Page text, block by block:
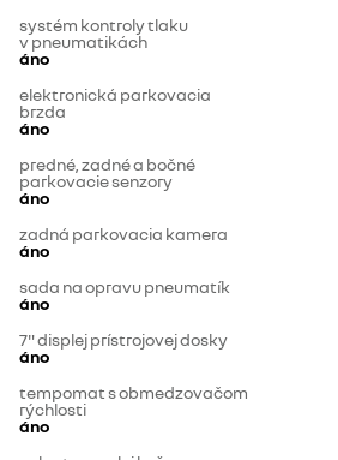
systém kontroly tlaku
v pneumatikách
áno
elektronická parkovacia
brzda
áno
predné, zadné a bočné
parkovacie senzory
áno
zadná parkovacia kamera
áno
sada na opravu pneumatík
áno
7" displej prístrojovej dosky
áno
tempomat s obmedzovačom
rýchlosti
áno